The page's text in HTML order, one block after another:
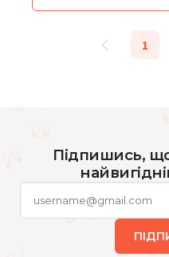
1
Підпишись,